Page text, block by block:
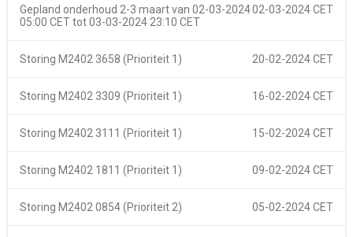
02-03-2024 CET
Gepland onderhoud 2-3 maart van 02-03-2024
05:00 CETtot03-03-2024 23:10 CET
20-02-2024 CET
Storing M2402 3658 (Prioriteit 1)
16-02-2024 CET
Storing M2402 3309 (Prioriteit 1)
15-02-2024 CET
Storing M2402 3111 (Prioriteit 1)
09-02-2024 CET
Storing M2402 1811 (Prioriteit 1)
05-02-2024 CET
Storing M2402 0854 (Prioriteit 2)